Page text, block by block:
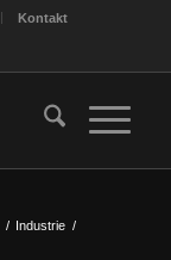
Kontakt
/ Industrie /